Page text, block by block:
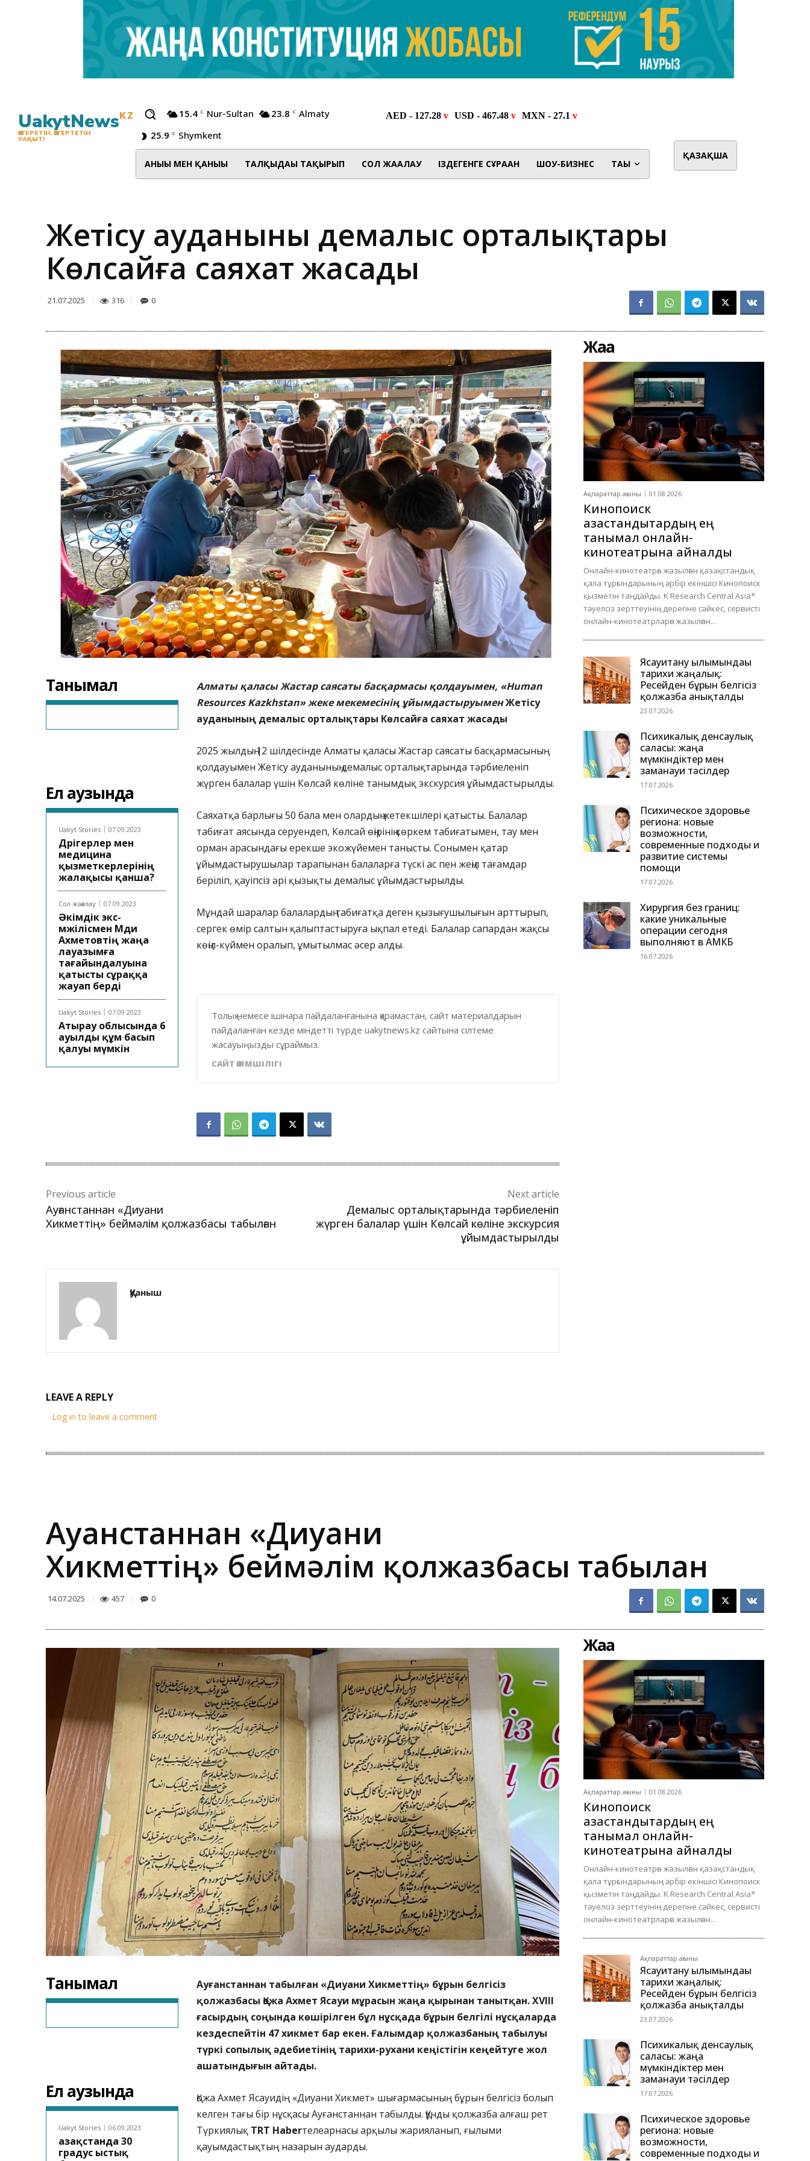
UakytNewsKZ
ӨЗГЕРЕТІН, ӨЗГЕРТЕТІН
УАҚЫТ!
15.4 C Nur-Sultan 23.8 C Almaty
25.9 C Shymkent
АНЫҒЫ МЕН ҚАНЫҒЫ ТАЛҚЫДАҒЫ ТАҚЫРЫП СОЛ ЖАҒАЛАУ ІЗДЕГЕНГЕ СҰРАҒАН ШОУ-БИЗНЕС ТАҒЫ
ҚАЗАҚША
Жетісу ауданының демалыс орталықтары
Көлсайға саяхат жасады
21.07.2025 316 0
Танымал
Ел аузында
Uakyt Stories 07.09.2023
Дәрігерлер мен
медицина
қызметкерлерінің
жалақысы қанша?
Сол жағалау 07.09.2023
Әкімдік экс-
мәжілісмен Мәди
Ахметовтің жаңа
лауазымға
тағайындалуына
қатысты сұраққа
жауап берді
Uakyt Stories 07.09.2023
Атырау облысында 6
ауылды құм басып
қалуы мүмкін
Алматы қаласы Жастар саясаты басқармасы қолдауымен, «Human
Resources Kazkhstan» жеке мекемесінің ұйымдастыруыменЖетісу
ауданының демалыс орталықтары Көлсайға саяхат жасады
2025 жылдың 12 шілдесінде Алматы қаласы Жастар саясаты басқармасының
қолдауымен Жетісу ауданының демалыс орталықтарында тәрбиеленіп
жүрген балалар үшін Көлсай көліне танымдық экскурсия ұйымдастырылды.
Саяхатқа барлығы 50 бала мен олардың жетекшілері қатысты. Балалар
табиғат аясында серуендеп, Көлсай өңірінің көркем табиғатымен, тау мен
орман арасындағы ерекше экожүйемен танысты. Сонымен қатар
ұйымдастырушылар тарапынан балаларға түскі ас пен жеңіл тағамдар
беріліп, қауіпсіз әрі қызықты демалыс ұйымдастырылды.
Мұндай шаралар балалардың табиғатқа деген қызығушылығын арттырып,
сергек өмір салтын қалыптастыруға ықпал етеді. Балалар сапардан жақсы
көңіл-күймен оралып, ұмытылмас әсер алды.
Толық немесе ішінара пайдаланғанына қарамастан, сайт материалдарын
пайдаланған кезде міндетті түрде uakytnews.kz сайтына сілтеме
жасауыңызды сұраймыз.
САЙТ ӘКІМШІЛІГІ
Previous article
Ауғанстаннан «Диуани
Хикметтің» беймәлім қолжазбасы табылған
Next article
Демалыс орталықтарында тәрбиеленіп
жүрген балалар үшін Көлсай көліне экскурсия
ұйымдастырылды
Қуаныш
LEAVE A REPLY
Log in to leave a comment
Жаңа
Ақпараттар ағыны 01.08.2026
Кинопоиск
қазақстандықтардың ең
танымал онлайн-
кинотеатрына айналды
Онлайн-кинотеатрға жазылған қазақстандық
қала тұрғындарының әрбір екіншісі Кинопоиск
қызметін таңдайды. K Research Central Asia*
тәуелсіз зерттеуінің дерегіне сәйкес, сервисті
онлайн-кинотеатрларға жазылған...
Ясауитану ғылымындағы
тарихи жаңалық:
Ресейден бұрын белгісіз
қолжазба анықталды
23.07.2026
Психикалық денсаулық
саласы: жаңа
мүмкіндіктер мен
заманауи тәсілдер
17.07.2026
Психическое здоровье
региона: новые
возможности,
современные подходы и
развитие системы
помощи
17.07.2026
Хирургия без границ:
какие уникальные
операции сегодня
выполняют в АМКБ
16.07.2026